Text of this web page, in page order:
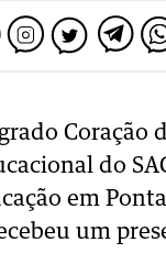
Coração
do
em Ponta
um